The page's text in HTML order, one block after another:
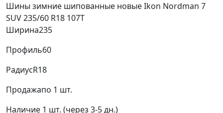
Шины зимние шипованные новые Ikon Nordman 7
SUV 235/60 R18 107T
Ширина235
Профиль60
РадиусR18
Продажапо 1 шт.
Наличие 1 шт. (через 3-5 дн.)